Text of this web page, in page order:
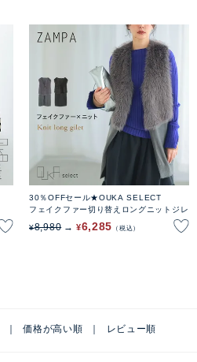
30％OFFセール★OUKA SELECT
フェイクファー切り替えロングニットジレ
¥8,980 ¥6,285 税込
価格が高い順 レビュー順